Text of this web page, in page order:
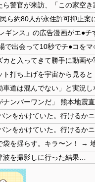
波を撮影しに行った結果…